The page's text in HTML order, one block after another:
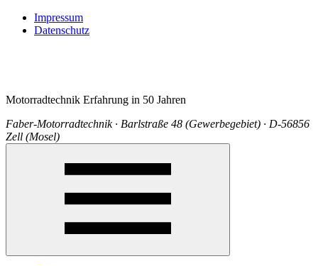
Impressum
Datenschutz
Motorradtechnik Erfahrung in 50 Jahren
Faber-Motorradtechnik · Barlstraße 48 (Gewerbegebiet) · D-56856
Zell (Mosel)